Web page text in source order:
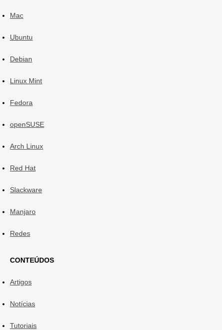
Mac
Ubuntu
Debian
Linux Mint
Fedora
openSUSE
Arch Linux
Red Hat
Slackware
Manjaro
Redes
CONTEÚDOS
Artigos
Notícias
Tutoriais